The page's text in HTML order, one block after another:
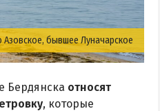
Азовское, бывшее Луначарское
Бердянска относят
, которые